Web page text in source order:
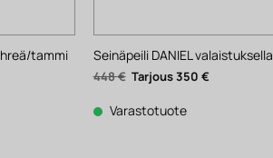
tammi Seinäpeili DANIEL valaistuksella
448€ Alkuperäinen
hinta
448 €.
350€
Varastotuote